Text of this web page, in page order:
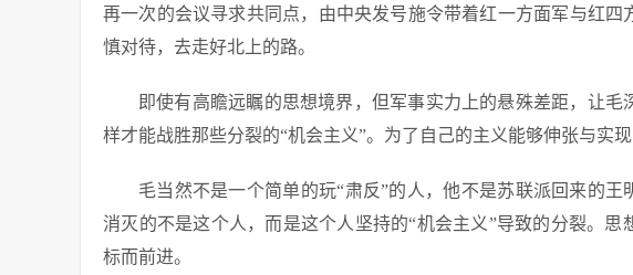
再一次的会议寻求共同点，由中央发号施令带着红一方面军与红
慎对待，去走好北上的路。
即使有高瞻远瞩的思想境界，但军事实力上的悬殊差距，让
样才能战胜那些分裂的“机会主义”。为了自己的主义能够伸张与实
毛当然不是一个简单的玩“肃反”的人，他不是苏联派回来的
消灭的不是这个人，而是这个人坚持的“机会主义”导致的分裂。思
标而前进。